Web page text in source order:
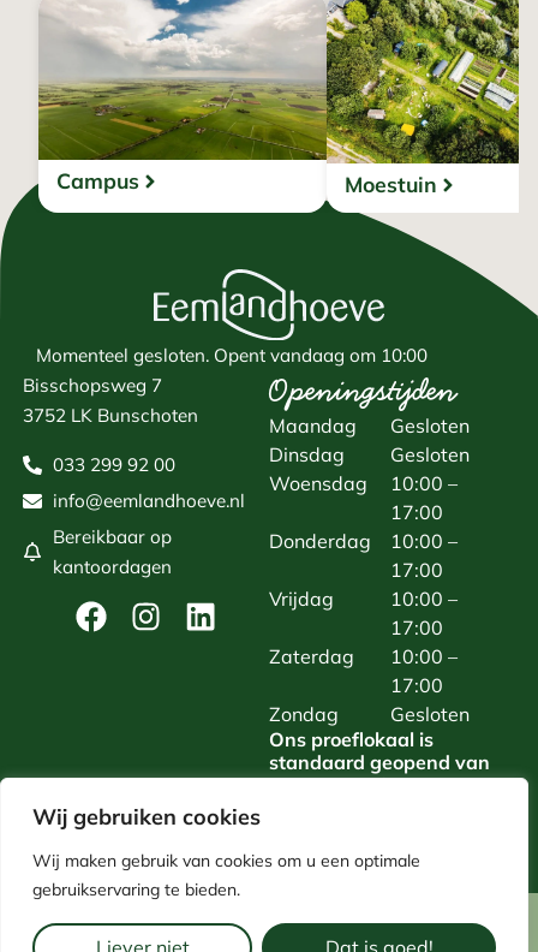
Wij gebruiken cookies
Wij maken gebruik van cookies om u een optimale
gebruikservaring te bieden.
Campus Moestuin
Momenteel gesloten. Opent vandaag om 10:00
Bisschopsweg 7
3752 LK Bunschoten
033 299 92 00
info@eemlandhoeve.nl
Bereikbaar op
kantoordagen
Openingstijden
Maandag
Gesloten
Dinsdag
Gesloten
Woensdag
10:00 –
17:00
Donderdag
10:00 –
17:00
Vrijdag
10:00 –
17:00
Zaterdag
10:00 –
17:00
Zondag
Gesloten
Ons proeflokaal is
standaard geopend van
woensdag t/m zaterdag.
open voor reserveringen.
Copyright Eemlandhoeve 2026 Website door Snowball Ecommerce